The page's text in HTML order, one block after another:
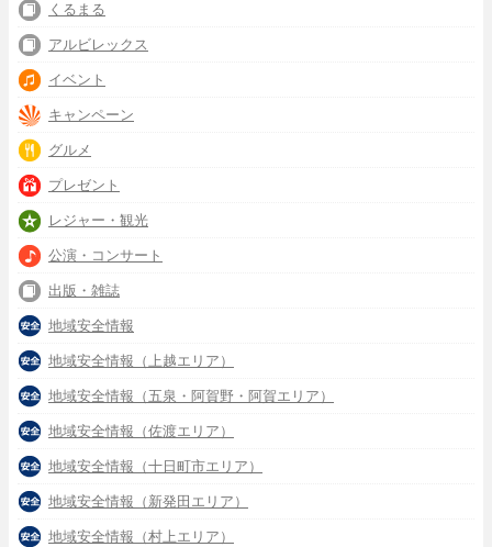
くるまる
アルビレックス
イベント
キャンペーン
グルメ
プレゼント
レジャー・観光
公演・コンサート
出版・雑誌
地域安全情報
地域安全情報（上越エリア）
地域安全情報（五泉・阿賀野・阿賀エリア）
地域安全情報（佐渡エリア）
地域安全情報（十日町市エリア）
地域安全情報（新発田エリア）
地域安全情報（村上エリア）